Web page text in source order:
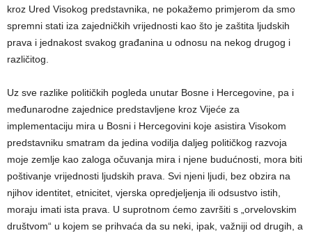
kroz Ured Visokog predstavnika, ne pokažemo primjerom da smo
spremni stati iza zajedničkih vrijednosti kao što je zaštita ljudskih
prava i jednakost svakog građanina u odnosu na nekog drugog i
različitog.
Uz sve razlike političkih pogleda unutar Bosne i Hercegovine, pa i
međunarodne zajednice predstavljene kroz Vijeće za
implementaciju mira u Bosni i Hercegovini koje asistira Visokom
predstavniku smatram da jedina vodilja daljeg političkog razvoja
moje zemlje kao zaloga očuvanja mira i njene budućnosti, mora biti
poštivanje vrijednosti ljudskih prava. Svi njeni ljudi, bez obzira na
njihov identitet, etnicitet, vjerska opredjeljenja ili odsustvo istih,
moraju imati ista prava. U suprotnom ćemo završiti s „orvelovskim
društvom“ u kojem se prihvaća da su neki, ipak, važniji od drugih, a